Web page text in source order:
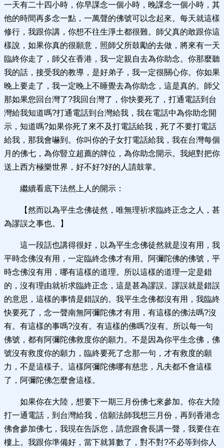
一天有二十四小時，你早課念一個小時，晚課念一個小時，其
他的時間再多念一點，一萬聲的佛號可以念起來。每天就這樣
修行，我跟你講，你想不往生淨土都很難。師父真的敢跟你這
樣說，如果你真的很願意，照師父所鼓勵的去做，將來有一天
臨終你走了，師父在香港，我一定親自去為你助念。你那麼聽
我的話，接受我的教導，是好弟子，我一定很關心你。你如果
晚上要走了，我一定晚上不睡覺去為你助念，這是真的。師父
那如果您回台灣了?我回台灣了，你快要死了，打通電話到台
灣給我知道嗎?打通電話到台灣給我，我在電話中為你助念開
示，知道嗎?如果你死了來不及打電話給我，死了不要打電話
給我，那我會嚇到。你叫你的子女打電話給我，我在台灣每個
月的佛七，為你豎立超薦的牌位，為你助念開示。我絕對把你
送上西方極樂世界，好不好?好的人請鼓掌。
繼續看底下法然上人的開示：
【然而以為平生念佛徒然，唯無理祈求臨終正念之人，甚
為謬誤之事也。】
這一段話也講得很好，以為平生念佛徒然就是沒有用，我
平時念佛沒有用，一定臨終念佛才有用。阿彌陀佛的佛號，平
時念佛沒有用，哪有這樣的道理。所以這樣的道理一定是錯
的，沒有理由就祈求臨終正念，這是甚為謬誤。謬誤就是錯誤
的意思，這樣的事情是錯誤的。我平生念佛都沒有用，我臨終
快要死了，念一聲南無阿彌陀佛才有用，有這樣的佛法嗎?沒
有。有這樣的事嗎?沒有。有這樣的佛嗎?沒有。所以每一句
佛號，都有阿彌陀佛救度你的願力。不是因為你平生念佛，佛
號沒有救度你的願力，臨終要死了念那一句，才有救度的願
力，不是這樣子。這樣阿彌陀佛哪有慈悲，凡夫都不會這樣
了，阿彌陀佛怎麼會這樣。
如果你在大陸，想要下一期三月份佛七來參加。你在大陸
打一通電話，到台灣給我，信願法師我想三月份，再到香港念
佛會參加佛七，我現在告訴您，請您跟會長講一聲，我要住在
樓上。我跟你準備好，當下就算數了，對不對?不必等到你人